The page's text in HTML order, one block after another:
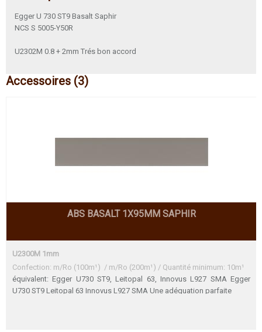
Accessoires (3)
ABS BASALT 1X95MM SAPHIR
U2300M 1mm
Confection: m/Ro (100m¹) / m/Ro (200m¹) / Quantité minimum: 10m¹
équivalent: Egger U730 ST9, Leitopal 63, Innovus L927 SMA Egger
U730 ST9 Leitopal 63 Innovus L927 SMA Une adéquation parfaite
Egger U 730 ST9 Basalt Saphir
NCS S 5005-Y50R
U2302M 0.8 + 2mm Trés bon accord